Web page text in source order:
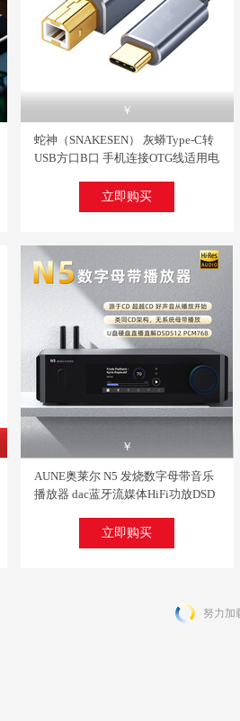
功放音箱套装 钢琴黑
器 支持母带移动硬盘U盘蓝牙数字转盘
莱尔 X8 纯解码器 hifi无损发烧音乐CD前
QUAD 英国国都 VENA
￥
蛇神（SNAKESEN） 灰蟒Type-C转
USB方口B口 手机连接OTG线适用电
立即购买
关注
人已评价
￥
AUNE奥莱尔 N5 发烧数字母带音乐
播放器 dac蓝牙流媒体HiFi功放DSD
N5蓝牙版 新品立即购买
努力加